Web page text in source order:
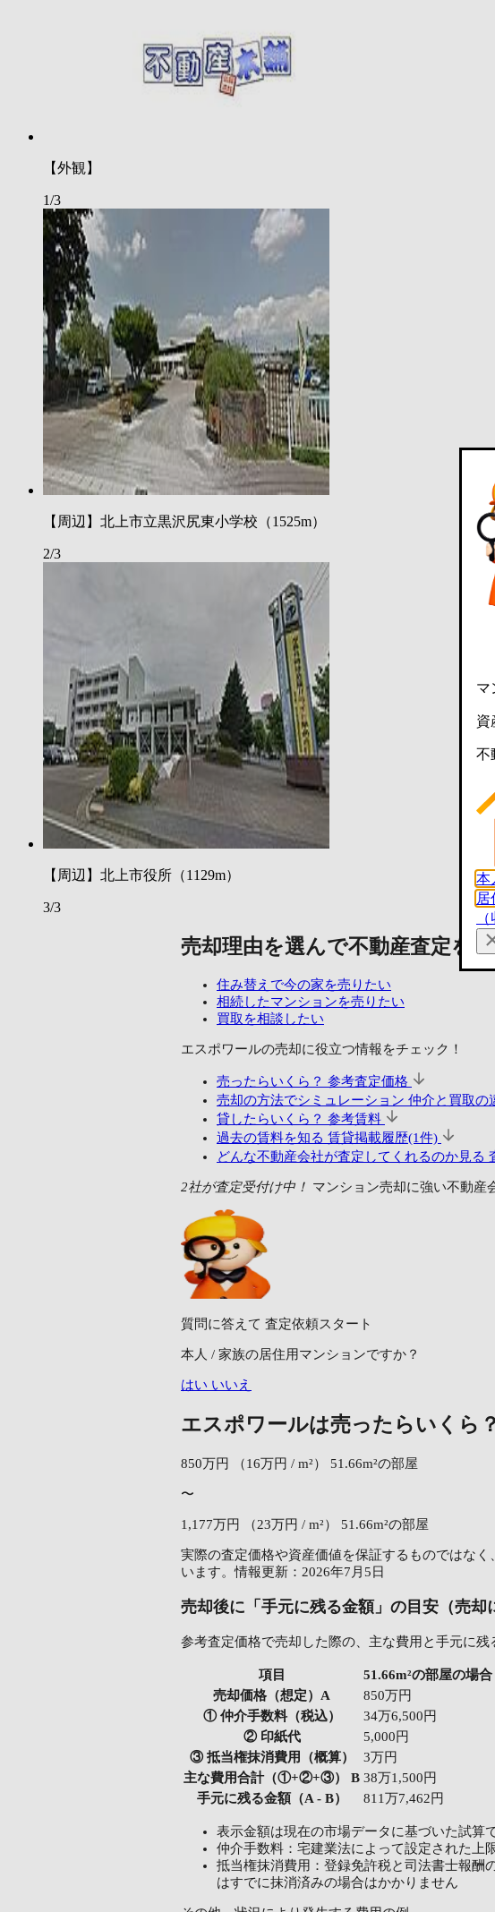
【外観】
1/3
【周辺】北上市立黒沢尻東小学校（1525m）
2/3
【周辺】北上市役所（1129m）
3/3
売却理由を選んで不動産査定を依
住み替えで今の家を売りたい
相続したマンションを売りたい
買取を相談したい
エスポワールの売却に役立つ情報をチェック！
売ったらいくら？ 参考査定価格
売却の方法でシミュレーション 仲介と買取の
貸したらいくら？ 参考賃料
過去の賃料を知る 賃貸掲載履歴(1件)
どんな不動産会社が査定してくれるのか見る
2社が査定受付け中！ マンション売却に強い不動産
質問に答えて 査定依頼スタート
本人 / 家族の居住用マンションですか？
はい いいえ
エスポワールは売ったらいくら？
850万円 （16万円 / m²） 51.66m²の部屋
〜
1,177万円 （23万円 / m²） 51.66m²の部屋
実際の査定価格や資産価値を保証するものではな
います。情報更新：2026年7月5日
売却後に「手元に残る金額」の目安（売却
参考査定価格で売却した際の、主な費用と手元に残
項目 51.66m²の部屋の場合
売却価格（想定）A
850万円
① 仲介手数料（税込）
34万6,500円
② 印紙代
5,000円
③ 抵当権抹消費用（概算）
3万円
主な費用合計（①+②+③） B 38万1,500円
手元に残る金額（A - B）
811万7,462円
表示金額は現在の市場データに基づいた試算
仲介手数料：宅建業法によって設定された上
抵当権抹消費用：登録免許税と司法書士報酬
はすでに抹消済みの場合はかかりません
マ
資
不
本
居